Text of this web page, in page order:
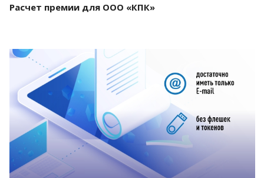
Расчет премии для ООО «КПК»
Смотреть проект